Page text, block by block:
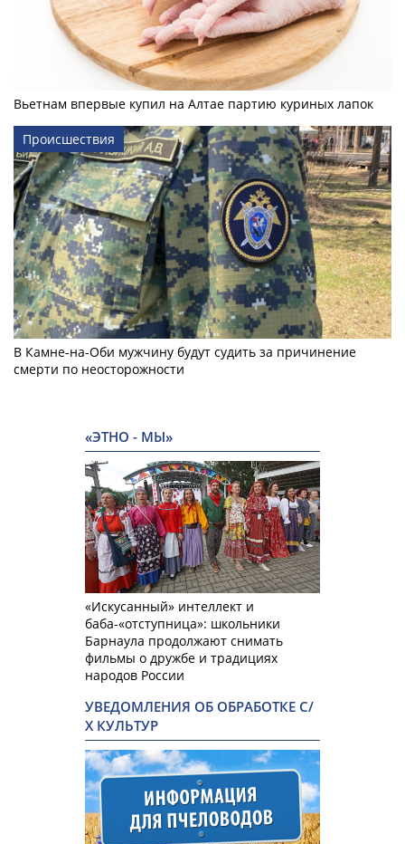
Вьетнам впервые купил на Алтае партию куриных лапок
Происшествия
В Камне-на-Оби мужчину будут судить за причинение
смерти по неосторожности
«ЭТНО - МЫ»
«Искусанный» интеллект и
баба-«отступница»: школьники
Барнаула продолжают снимать
фильмы о дружбе и традициях
народов России
УВЕДОМЛЕНИЯ ОБ ОБРАБОТКЕ С/
Х КУЛЬТУР